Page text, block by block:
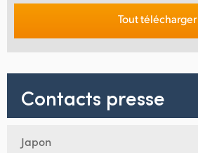
Tout télécharger
Contacts presse
Japon